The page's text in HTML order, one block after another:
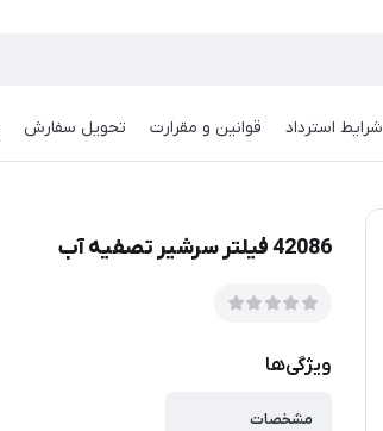
شرایط استرداد قوانین و مقرارت تحویل سفارش
42086 فیلتر سرشیر تصفیه آب
ویژگی‌ها
مشخصات